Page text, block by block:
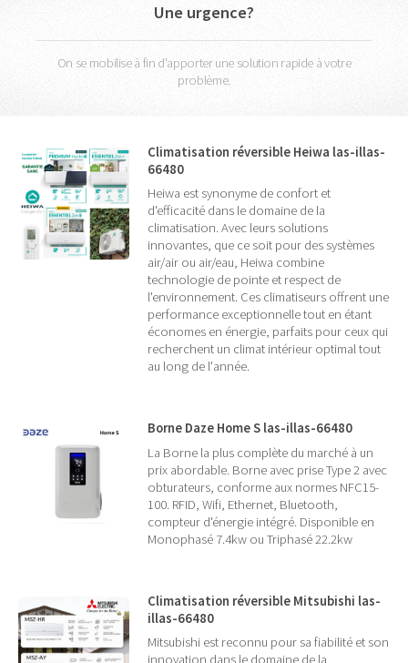
Une urgence?
On se mobilise à fin d'apporter une solution rapide à votre
problème.
Climatisation réversible Heiwa las-illas-
66480
Heiwa est synonyme de confort et
d'efficacité dans le domaine de la
climatisation. Avec leurs solutions
innovantes, que ce soit pour des systèmes
air/air ou air/eau, Heiwa combine
technologie de pointe et respect de
l'environnement. Ces climatiseurs offrent une
performance exceptionnelle tout en étant
économes en énergie, parfaits pour ceux qui
recherchent un climat intérieur optimal tout
au long de l'année.
Borne Daze Home S las-illas-66480
La Borne la plus complète du marché à un
prix abordable. Borne avec prise Type 2 avec
obturateurs, conforme aux normes NFC15-
100. RFID, Wifi, Ethernet, Bluetooth,
compteur d'énergie intégré. Disponible en
Monophasé 7.4kw ou Triphasé 22.2kw
Climatisation réversible Mitsubishi las-
illas-66480
Mitsubishi est reconnu pour sa fiabilité et son
innovation dans le domaine de la